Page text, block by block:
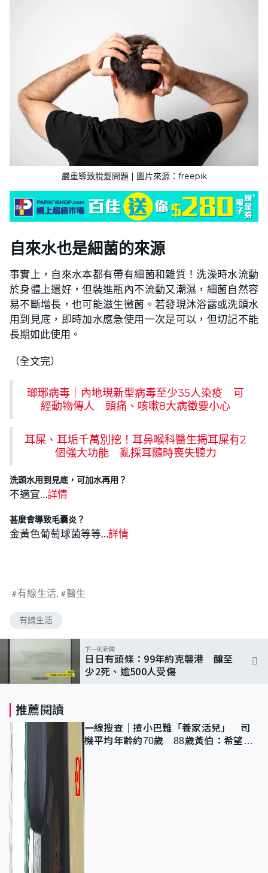
嚴重導致脫髮問題 | 圖片來源：freepik
自來水也是細菌的來源
事實上，自來水本都有帶有細菌和雜質！洗澡時水流動
於身體上還好，但裝進瓶內不流動又潮濕，細菌自然容
易不斷增長，也可能滋生黴菌。若發現沐浴露或洗頭水
用到見底，即時加水應急使用一次是可以，但切記不能
長期如此使用。
（全文完）
瑯琊病毒｜內地現新型病毒至少35人染疫 可
經動物傳人 頭痛、咳嗽8大病徵要小心
耳屎、耳垢千萬別挖！耳鼻喉科醫生揭耳屎有2
個強大功能 亂採耳隨時喪失聽力
洗頭水用到見底，可加水再用？
不適宜…詳情
甚麼會導致毛囊炎？
金黃色葡萄球菌等等…詳情
有線生活 醫生
有線生活
下一則新聞
日日有頭條：99年約克襲港 釀至
少2死、逾500人受傷
推薦閱讀
一線搜查｜揸小巴難「養家活兒」 司
機平均年齡約70歲 88歲黃伯：希望一